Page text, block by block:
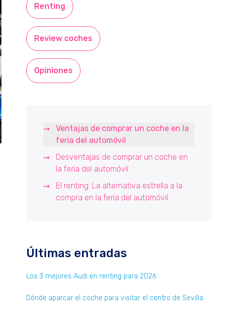
Renting
Review coches
Opiniones
Ventajas de comprar un coche en la
feria del automóvil
Desventajas de comprar un coche en
la feria del automóvil
El renting: La alternativa estrella a la
compra en la feria del automóvil
Últimas entradas
Los 3 mejores Audi en renting para 2026
Dónde aparcar el coche para visitar el centro de Sevilla